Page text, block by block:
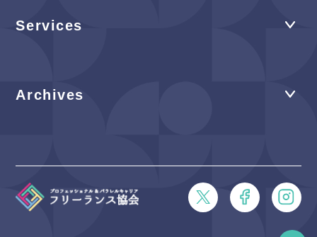
Services
Archives